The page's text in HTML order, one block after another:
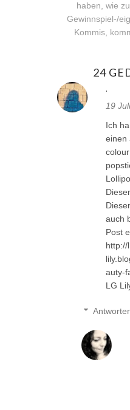
haben, wie
Gewinnspiel-/
Kommis,
24
.
19
Ich
einen
auch
Post
http://
auty-
LG